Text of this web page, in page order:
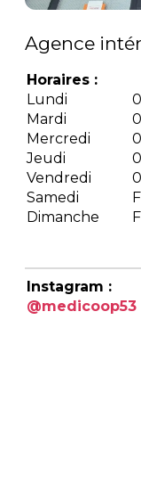
Agence
Horaires :
Lundi
Mardi
Mercredi
Jeudi
Vendredi
Samedi
Dimanche
Instagram :
@medicoop53